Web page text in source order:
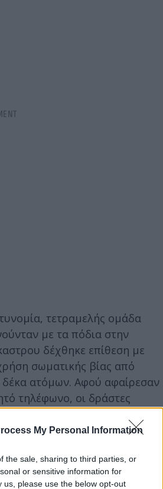
My Personal Information
the sale, sharing to third parties, or
or sensitive information for
us, please use the below opt-out
τετραμελής ομάδα
με τα πόδια στην
δέχθηκε επίθεση με
σωματικής βίας από
ατόμων. Αφού αφαίρεσαν
τηλέφωνο, οι δράστες
τα θύματά τους
διακομίστηκαν στο Γενικό
ένας εξ αυτών - ηλικίας 23